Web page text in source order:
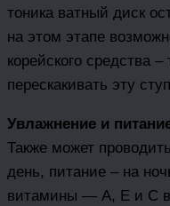
тоника ватный диск
на этом этапе
корейского средства
перескакивать эту
Увлажнение и
Также может
день, питание – на
витамины — A, E и C в